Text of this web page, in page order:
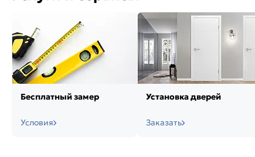
Бесплатный замер
Условия
Установка дверей
Заказать